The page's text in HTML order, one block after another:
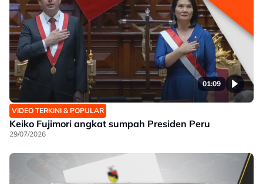
01:09
VIDEO TERKINI & POPULAR
Keiko Fujimori angkat sumpah Presiden Peru
29/07/2026